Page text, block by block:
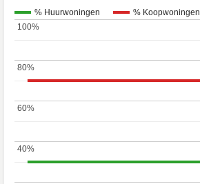
% Huurwoningen % Koopwoningen
40%
40%
60%
60%
80%
80%
100%
100%